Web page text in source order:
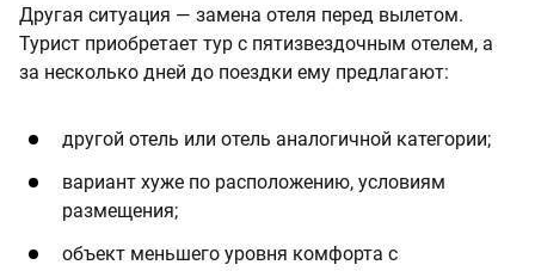
Другая ситуация — замена отеля перед вылетом.
Турист приобретает тур с пятизвездочным отелем, а
за несколько дней до поездки ему предлагают:
другой отель или отель аналогичной категории;
вариант хуже по расположению, условиям
размещения;
объект меньшего уровня комфорта с